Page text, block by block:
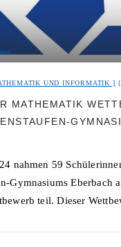
UND INFORMATIK
MATHEMATIK
nahmen 59
Gymnasiums Eberbach
teil. Dieser